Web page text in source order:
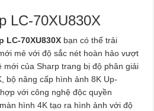
LC-70XU830X
LC-70XU830X bạn có thể trải
mẻ với độ sắc nét hoàn hảo vượt
mới của Sharp trang bị độ phân giải
bộ nâng cấp hình ảnh 8K Up-
với công nghệ độc quyền
hình 4K tạo ra hình ảnh với độ